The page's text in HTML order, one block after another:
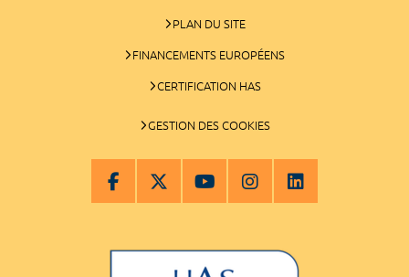
PLAN DU SITE
FINANCEMENTS EUROPÉENS
CERTIFICATION HAS
GESTION DES COOKIES